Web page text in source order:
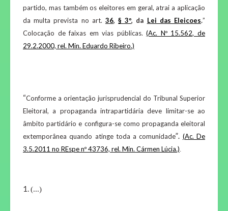
partido, mas também os eleitores em geral, atrai a aplicação
da multa prevista no art. 36,§ 3º, da Lei das Eleicoes.”
Colocação de faixas em vias públicas.(Ac. Nº 15.562, de
29.2.2000, rel. Min. Eduardo Ribeiro.)
“Conforme a orientação jurisprudencial do Tribunal Superior
Eleitoral,a propaganda intrapartidária deve limitar-se ao
âmbito partidário e configura-se como propaganda eleitoral
extemporânea quando atinge toda a comunidade”. (Ac. De
3.5.2011 no REspe nº 43736, rel. Min. Cármen Lúcia.).
(...)